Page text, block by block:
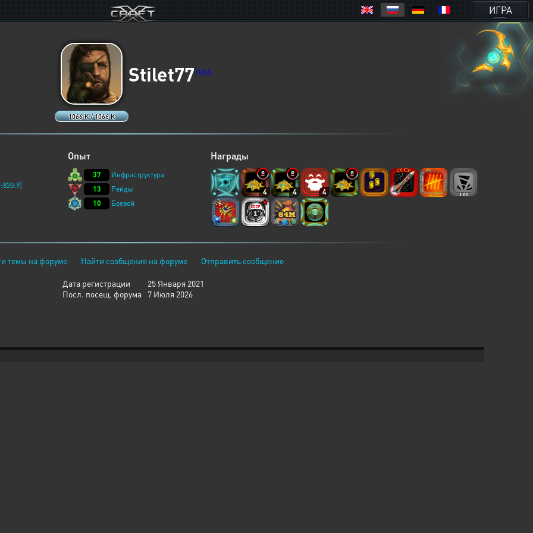
ИГРА
1066 K / 1066 K
Stilet77TOSS
Опыт
37
Инфраструктура
13
Рейды
10
Боевой
Награды
4 4 4
темы на форуме Найти сообщения на форуме Отправить сообщение
Дата регистрации
25 Января 2021
Посл. посещ. форума
7 Июля 2026